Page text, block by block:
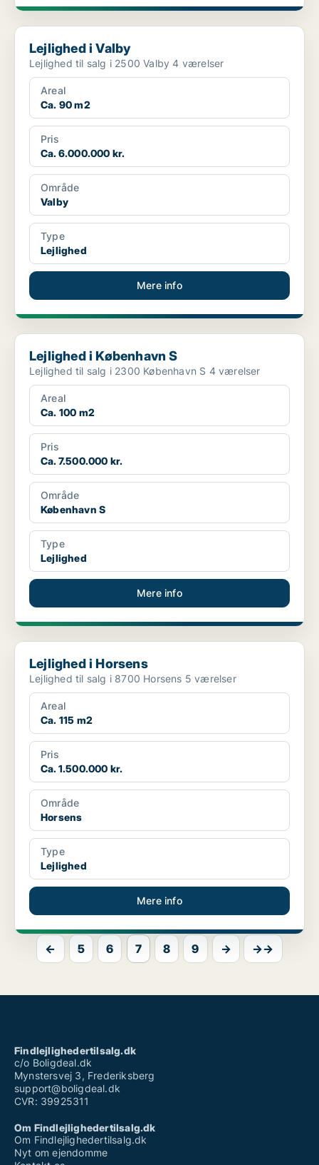
Lejlighed i Valby
Lejlighed i Valby
Lejlighed til salg i 2500 Valby 4 værelser
Areal
Ca. 90 m2
Pris
Ca. 6.000.000 kr.
Område
Valby
Type
Lejlighed
Mere info
Lejlighed i København S
Lejlighed i København S
Lejlighed til salg i 2300 København S 4 værelser
Areal
Ca. 100 m2
Pris
Ca. 7.500.000 kr.
Område
København S
Type
Lejlighed
Mere info
Lejlighed i Horsens
Lejlighed i Horsens
Lejlighed til salg i 8700 Horsens 5 værelser
Areal
Ca. 115 m2
Pris
Ca. 1.500.000 kr.
Område
Horsens
Type
Lejlighed
Mere info
← 5 6 7 8 9 → →→
Findlejlighedertilsalg.dk
c/o Boligdeal.dk
Mynstersvej 3, Frederiksberg
support@boligdeal.dk
CVR: 39925311
Om Findlejlighedertilsalg.dk
Om Findlejlighedertilsalg.dk
Nyt om ejendomme